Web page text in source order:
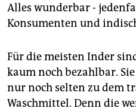
Alles wunderbar -
Konsumenten und
Für die meisten Inder
kaum noch bezahlbar.
nur noch selten zu dem
Waschmittel. Denn die